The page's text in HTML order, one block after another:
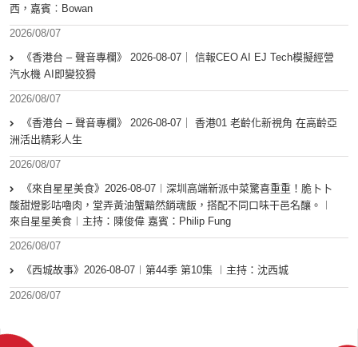
西，嘉賓︰Bowan
2026/08/07
《香港台 – 聲音專欄》 2026-08-07｜ 信報CEO AI EJ Tech模擬經營
汽水機 AI即變狡猾
2026/08/07
《香港台 – 聲音專欄》 2026-08-07｜ 香港01 老齡化新視角 在高齡亞
洲活出精彩人生
2026/08/07
《來自星星美食》2026-08-07︱深圳高端新派中菜驚喜重重！脆卜卜
酸甜燈影咕嚕肉，堂弄黃油蟹黯然銷魂飯，搭配不同口味干邑名釀。︱
來自星星美食︱主持：陳俊偉 嘉賓：Philip Fung
2026/08/07
《西城故事》2026-08-07︱第44季 第10集 ︱主持：沈西城
2026/08/07